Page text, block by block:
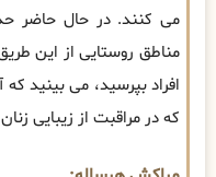
مناطق روستایی از این
افراد بپرسید، می بینید
که در مراقبت از زیبایی